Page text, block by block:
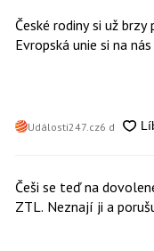
České rodiny si už
Evropská unie si na
Události247.cz6 d
Češi se teď na
ZTL. Neznají ji a